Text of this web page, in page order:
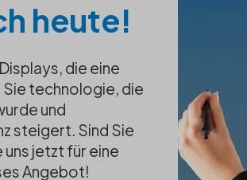
heute!
die eine
Sie technologie, die
und
steigert. Sind Sie
jetzt für eine
Angebot!